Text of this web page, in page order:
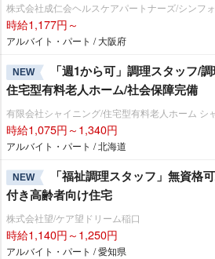
株式会社成仁会ヘルスケアパートナーズ/シンフ
時給1,177円～
アルバイト・パート / 大阪府
NEW
「週1から可」調理スタッフ/
住宅型有料老人ホーム/社会保障完備
有限会社シャイニング/住宅型有料老人ホーム シ
時給1,075円～1,340円
アルバイト・パート / 北海道
NEW
「福祉調理スタッフ」無資格
付き高齢者向け住宅
株式会社望/ケア望ドリーム稲口
時給1,140円～1,250円
アルバイト・パート / 愛知県